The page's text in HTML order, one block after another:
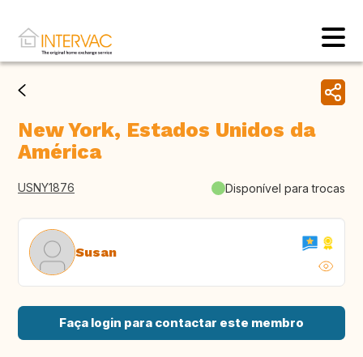
New York, Estados Unidos da
América
USNY1876 Disponível para trocas
Susan
Faça login para contactar este membro